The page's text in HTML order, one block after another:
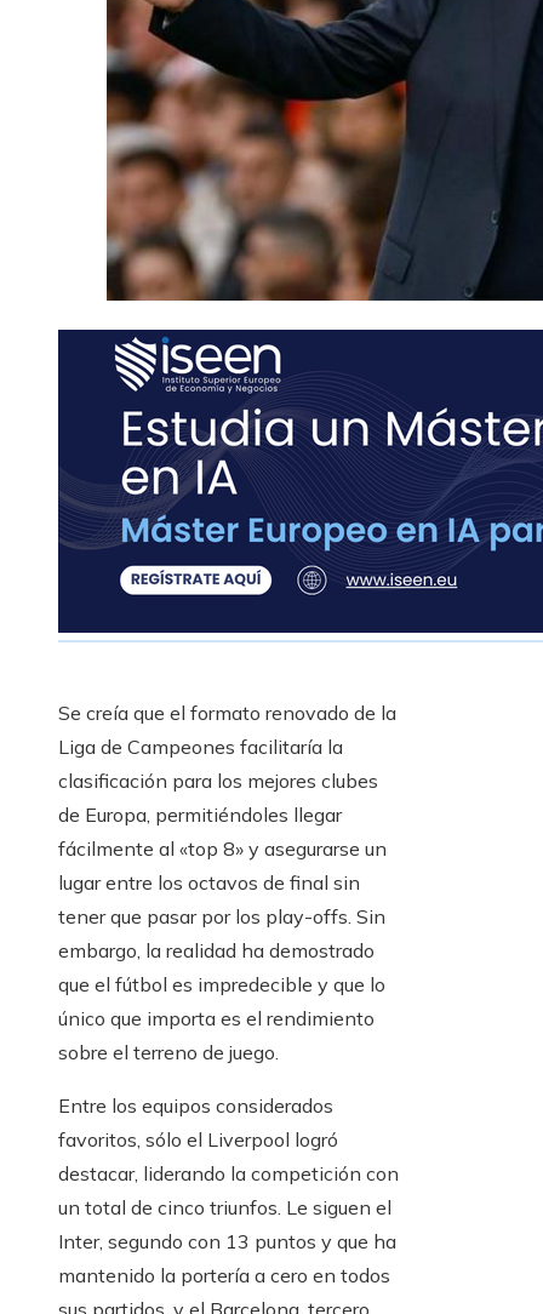
Se creía que el formato renovado de la
Liga de Campeones facilitaría la
clasificación para los mejores clubes
de Europa, permitiéndoles llegar
fácilmente al «top 8» y asegurarse un
lugar entre los octavos de final sin
tener que pasar por los play-offs. Sin
embargo, la realidad ha demostrado
que el fútbol es impredecible y que lo
único que importa es el rendimiento
sobre el terreno de juego.
Entre los equipos considerados
favoritos, sólo el Liverpool logró
destacar, liderando la competición con
un total de cinco triunfos. Le siguen el
Inter, segundo con 13 puntos y que ha
mantenido la portería a cero en todos